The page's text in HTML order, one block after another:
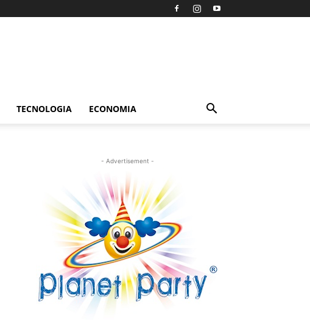
TECNOLOGIA ECONOMIA
- Advertisement -